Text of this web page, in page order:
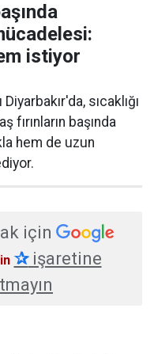
istiyor
sıcaklığı
fırınların başında
hem de uzun
için
✰işaretine